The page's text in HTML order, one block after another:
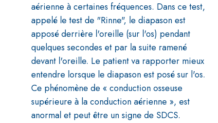
aérienne à certaines fréquences. Dans ce test,
appelé le test de "Rinne", le diapason est
apposé derrière l'oreille (sur l'os) pendant
quelques secondes et par la suite ramené
devant l'oreille. Le patient va rapporter mieux
entendre lorsque le diapason est posé sur l'os.
Ce phénomène de « conduction osseuse
supérieure à la conduction aérienne », est
anormal et peut être un signe de SDCS.